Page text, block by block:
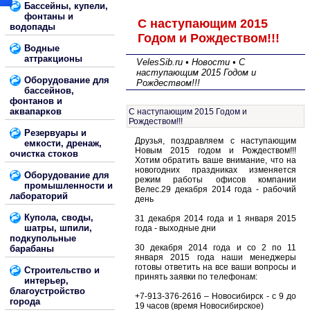
Бассейны, купели,
фонтаны и
водопады
Водные
аттракционы
Оборудование для
бассейнов,
фонтанов и
аквапарков
Резервуары и
емкости, дренаж,
очистка стоков
Оборудование для
промышленности и
лабораторий
Купола, своды,
шатры, шпили,
подкупольные
барабаны
Строительство и
интерьер,
благоустройство
города
С наступающим 2015
Годом и Рождеством!!!
VelesSib.ru • Новости • С
наступающим 2015 Годом и
Рождеством!!!
С наступающим 2015 Годом и
Рождеством!!!
Друзья, поздравляем с наступающим
Новым 2015 годом и Рождеством!!!
Хотим обратить ваше внимание, что на
новогодних праздниках изменяется
режим работы офисов компании
Велес.29 декабря 2014 года - рабочий
день
31 декабря 2014 года и 1 января 2015
года - выходные дни
30 декабря 2014 года и со 2 по 11
января 2015 года наши менеджеры
готовы ответить на все ваши вопросы и
принять заявки по телефонам:
+7-913-376-2616 – Новосибирск - с 9 до
19 часов (время Новосибирское)